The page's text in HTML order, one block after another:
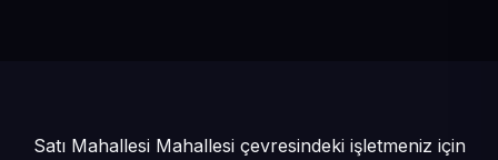
Satı Mahallesi Mahallesi çevresindeki işletmeniz için